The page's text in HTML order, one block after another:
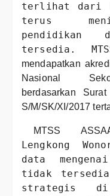
terlihat dari
terus
tersedia.
mendapatkan
Nasional
berdasarkan
S/M/SK/XI/2017
MTSS ASSA
Lengkong
data
tidak
strategis di